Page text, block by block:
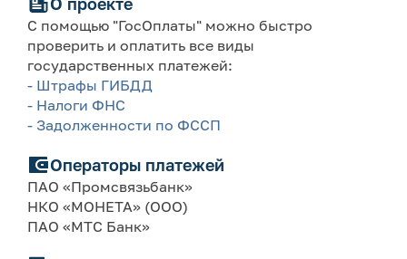
С помощью "ГосОплаты" можно быстро
проверить и оплатить все виды
государственных платежей:
- Штрафы ГИБДД
- Налоги ФНС
- Задолженности по ФССП
Операторы платежей
ПАО «Промсвязьбанк»
НКО «МОНЕТА» (ООО)
ПАО «МТС Банк»